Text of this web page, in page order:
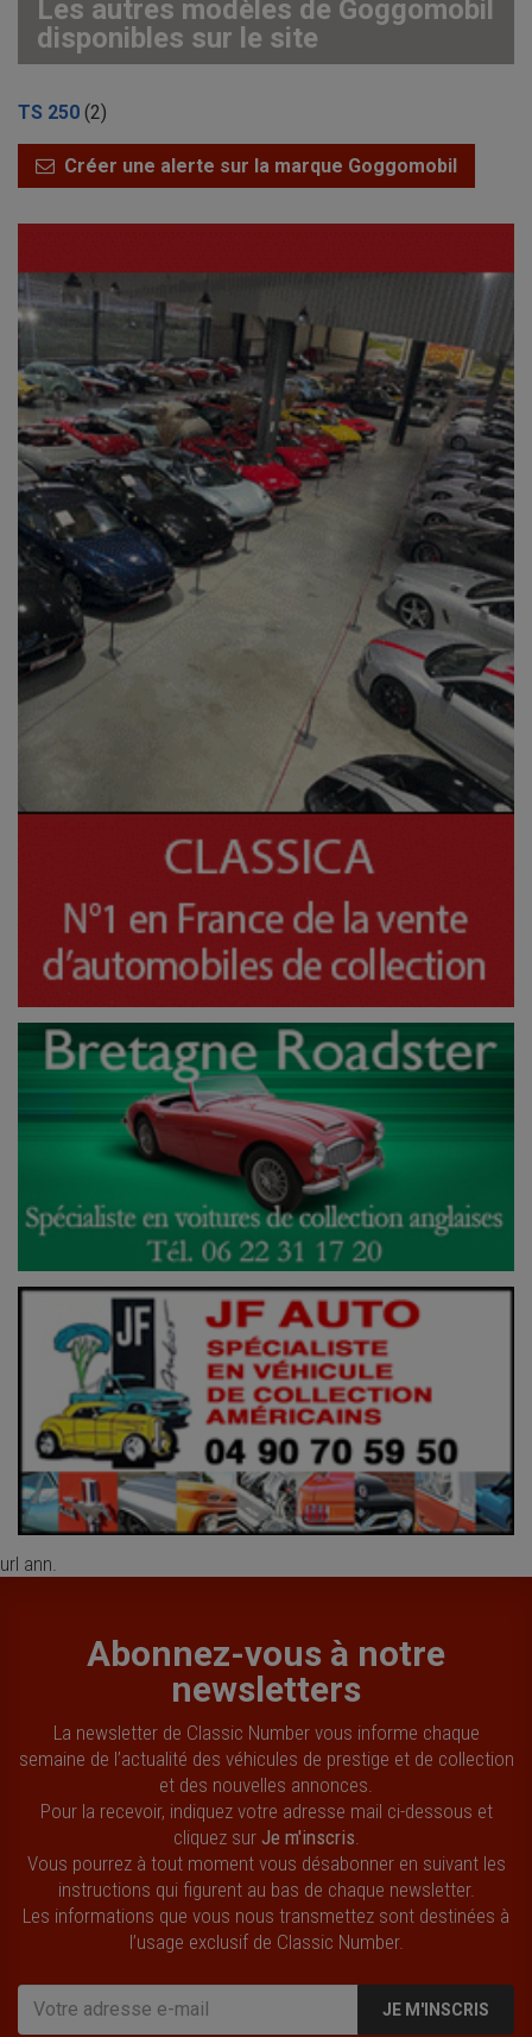
Les autres modèles de Goggomobil
disponibles sur le site
TS 250 (2)
Créer une alerte sur la marque Goggomobil
url ann.
Abonnez-vous à notre
newsletters
La newsletter de Classic Number vous informe chaque
semaine de l’actualité des véhicules de prestige et de collection
et des nouvelles annonces.
Pour la recevoir, indiquez votre adresse mail ci-dessous et
cliquez sur Je m'inscris.
Vous pourrez à tout moment vous désabonner en suivant les
instructions qui figurent au bas de chaque newsletter.
Les informations que vous nous transmettez sont destinées à
l’usage exclusif de Classic Number.
JE M'INSCRIS